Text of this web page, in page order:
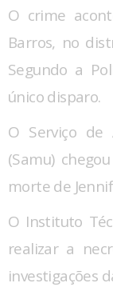
O crime
Barros, no
Segundo a
único disparo.
O Serviço de
(Samu)
morte de
O Instituto
realizar a
investigações